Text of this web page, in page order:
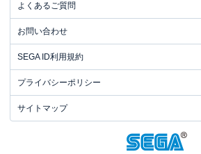
よくあるご質問
お問い合わせ
SEGA ID利用規約
プライバシーポリシー
サイトマップ